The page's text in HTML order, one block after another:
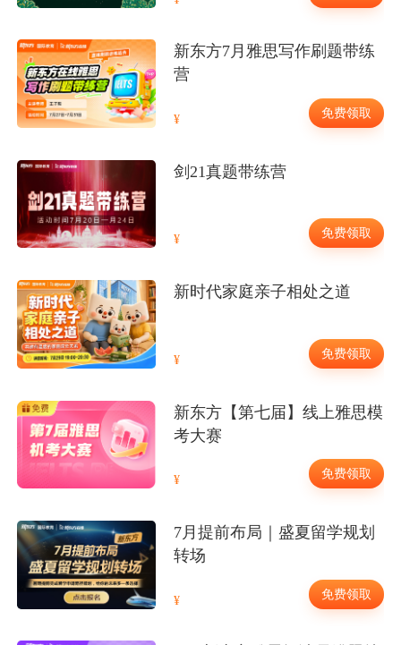
新东方7月雅思写作刷题带练
营
免费领取
剑21真题带练营
免费领取
新时代家庭亲子相处之道
免费领取
新东方【第七届】线上雅思模
考大赛
免费领取
7月提前布局｜盛夏留学规划
转场
免费领取